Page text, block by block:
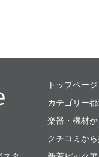
ミュージックプレイス
トップページ
カテゴリー
楽器・機材
クチコミか